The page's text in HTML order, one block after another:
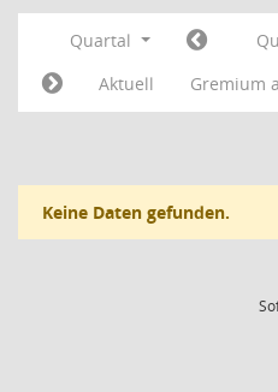
Quartal
Aktuell
Gremium
Keine Daten gefunden.